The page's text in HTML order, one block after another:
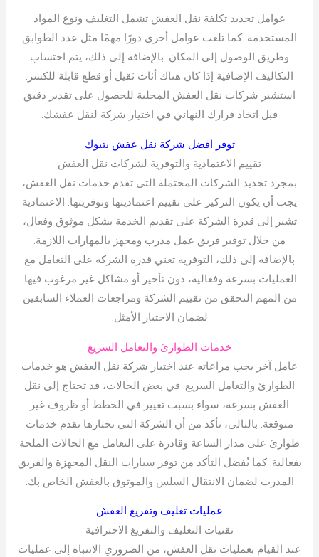
عوامل تحديد تكلفة نقل العفش تشمل التغليف ونوع المواد
المستخدمة. كما تلعب عوامل أخرى دورًا مهمًا مثل عدد الطوابق
وطريق الوصول إلى المكان. بالإضافة إلى ذلك، يتم احتساب
التكاليف الإضافية إذا كان هناك أثاث ثقيل أو قطع قابلة للكسر.
استشير شركات نقل العفش المحلية للحصول على تقدير دقيق
قبل اتخاذ قرارك النهائي في اختيار شركة لنقل عفشك.
توفر افضل شركة نقل عفش بتبوك
تقييم الاعتمادية والتوفرية لشركات نقل العفش
بمجرد تحديد الشركات المحتملة التي تقدم خدمات نقل العفش،
يجب أن يكون التركيز على تقييم اعتماديتها وتوفريتها. الاعتمادية
تشير إلى قدرة الشركة على تقديم الخدمة بشكل موثوق وفعال،
من خلال توفير فريق عمل مدرب ومجهز بالمهارات اللازمة.
بالإضافة إلى ذلك، التوفرية تعني قدرة الشركة على التعامل مع
العمليات بسرعة وفعالية، دون تأخير أو مشاكل غير مرغوب فيها.
من المهم التحقق من تقييم الشركة ومراجعات العملاء السابقين
لضمان الاختيار الأمثل.
خدمات الطوارئ والتعامل السريع
عامل آخر يجب مراعاته عند اختيار شركة نقل العفش هو خدمات
الطوارئ والتعامل السريع. في بعض الحالات، قد تحتاج إلى نقل
العفش بسرعة، سواء بسبب تغيير في الخطط أو ظروف غير
متوقعة. بالتالي، تأكد من أن الشركة التي تختارها تقدم خدمات
طوارئ على مدار الساعة وقادرة على التعامل مع الحالات الملحة
بفعالية. كما يُفضل التأكد من توفر سيارات النقل المجهزة والفريق
المدرب لضمان الانتقال السلس والموثوق بالعفش الخاص بك.
عمليات تغليف وتفريغ العفش
تقنيات التغليف والتفريغ الاحترافية
عند القيام بعمليات نقل العفش، من الضروري الانتباه إلى عمليات